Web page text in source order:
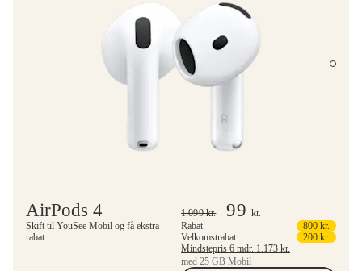
AirPods 4
Skift til YouSee Mobil og få ekstra
rabat
1.099kr. 99 kr.
Rabat
800 kr.
Velkomstrabat
200 kr.
Mindstepris 6 mdr. 1.173 kr.
med 25 GB Mobil